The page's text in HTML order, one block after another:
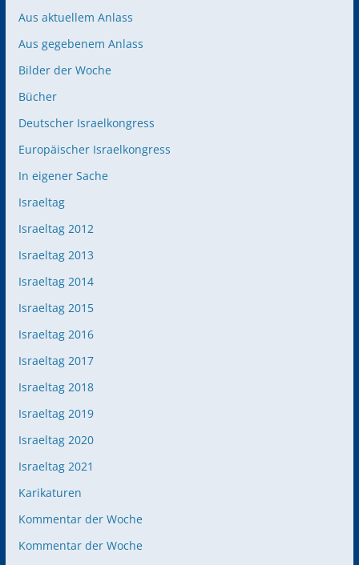
Aus aktuellem Anlass
Aus gegebenem Anlass
Bilder der Woche
Bücher
Deutscher Israelkongress
Europäischer Israelkongress
In eigener Sache
Israeltag
Israeltag 2012
Israeltag 2013
Israeltag 2014
Israeltag 2015
Israeltag 2016
Israeltag 2017
Israeltag 2018
Israeltag 2019
Israeltag 2020
Israeltag 2021
Karikaturen
Kommentar der Woche
Kommentar der Woche